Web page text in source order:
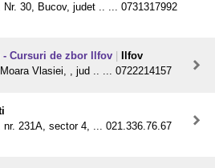
30, Bucov, judet .. ... 0731317992
- Cursuri de zbor Ilfov
Ilfov
Vlasiei, , jud .. ... 0722214157
nr. 231A, sector 4, ... 021.336.76.67